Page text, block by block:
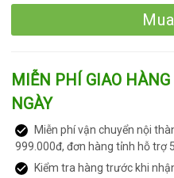
MIỄN PHÍ GIAO
NGÀY
Miễn phí vận chuyển nội
999.000đ, đơn hàng tỉnh hỗ trợ
Kiểm tra hàng trước khi